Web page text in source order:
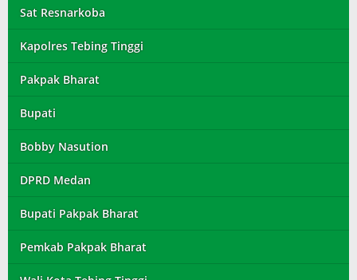
Sat Resnarkoba
Kapolres Tebing Tinggi
Pakpak Bharat
Bupati
Bobby Nasution
DPRD Medan
Bupati Pakpak Bharat
Pemkab Pakpak Bharat